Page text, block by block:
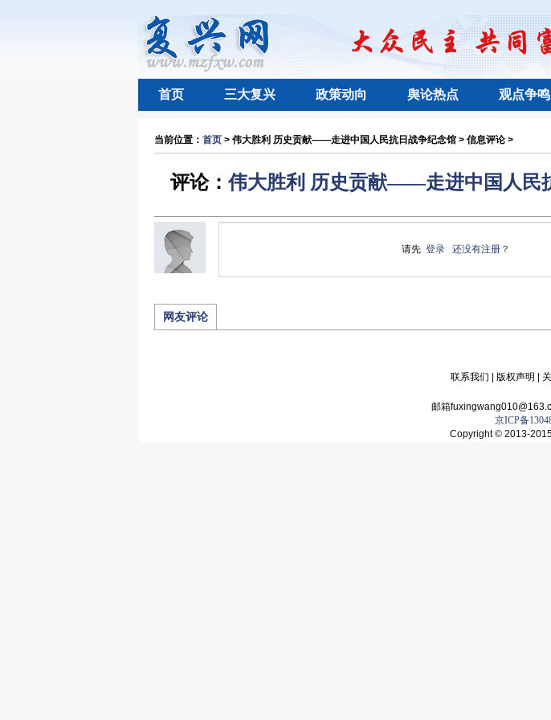
首页 三大复兴 政策动向 舆论热点 观点争鸣
当前位置： 首页 > 伟大胜利 历史贡献——走进中国人民抗日战争纪念馆 > 信息评论 >
评论：伟大胜利 历史贡献——走进中国人民
请先 登录 还没有注册？
网友评论
联系我们 版权声明
邮箱
京ICP备
Copyright © 2013-